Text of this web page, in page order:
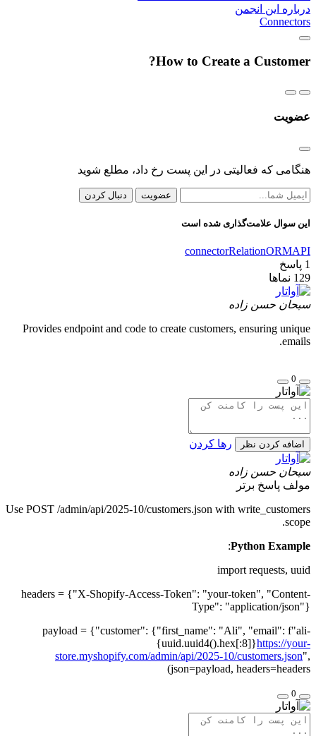
درباره این انجمن
Connectors
How to Create a Customer?
عضویت
هنگامی که فعالیتی در این پست رخ داد، مطلع شوید
عضویت دنبال کردن
این سوال علامت‌گذاری شده است
connectorRelationORMAPI
1 پاسخ
129 نماها
سبحان حسن زاده
Provides endpoint and code to create customers, ensuring unique
emails.
0
اضافه کردن نظر رها کردن
سبحان حسن زاده
مولف پاسخ برتر
Use POST /admin/api/2025-10/customers.json with write_customers
scope.
Python Example
:
import requests, uuid
headers = {"X-Shopify-Access-Token": "your-token", "Content-
Type": "application/json"}
payload = {"customer": {"first_name": "Ali", "email": f"ali-
{uuid.uuid4().hex[:8]}https://your-
store.myshopify.com/admin/api/2025-10/customers.json",
json=payload, headers=headers)
0